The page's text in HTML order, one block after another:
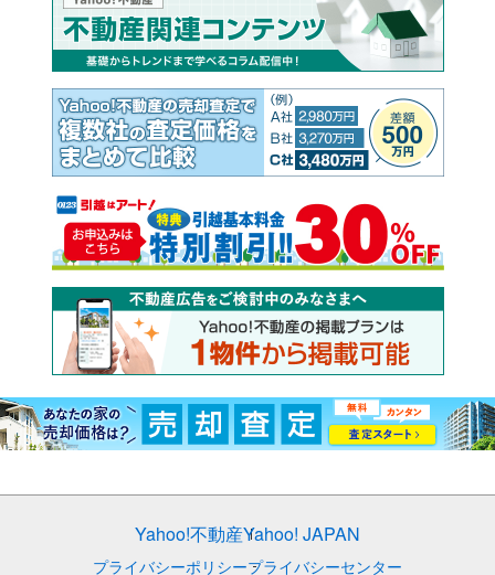
Yahoo!不動産Yahoo! JAPAN
プライバシーポリシープライバシーセンター